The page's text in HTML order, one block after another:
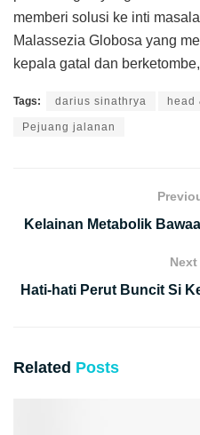
memberi solusi ke inti
Malassezia Globosa yang
kepala gatal dan
Tags: darius sinathrya head
Pejuang jalanan
Kelainan Metabolik
Hati-hati Perut Buncit Si
Related Posts